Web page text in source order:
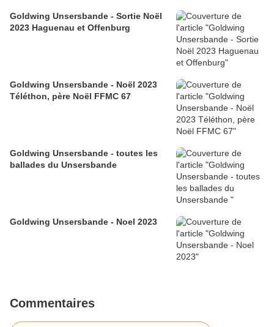
Goldwing Unsersbande - Sortie Noël
2023 Haguenau et Offenburg
Goldwing Unsersbande - Noël 2023
Téléthon, père Noël FFMC 67
Goldwing Unsersbande - toutes les
ballades du Unsersbande
Goldwing Unsersbande - Noel 2023
Commentaires